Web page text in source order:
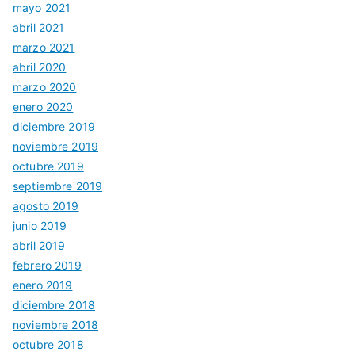
mayo 2021
abril 2021
marzo 2021
abril 2020
marzo 2020
enero 2020
diciembre 2019
noviembre 2019
octubre 2019
septiembre 2019
agosto 2019
junio 2019
abril 2019
febrero 2019
enero 2019
diciembre 2018
noviembre 2018
octubre 2018